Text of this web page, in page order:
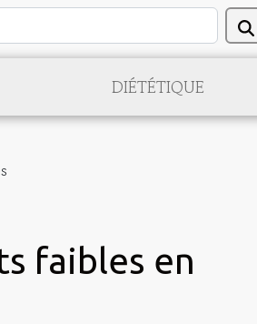
DIÉTÉTIQUE
faibles en